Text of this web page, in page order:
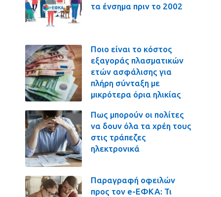
τα ένσημα πριν το 2002
Ποιο είναι το κόστος
εξαγοράς πλασματικών
ετών ασφάλισης για
πλήρη σύνταξη με
μικρότερα όρια ηλικίας
Πως μπορούν οι πολίτες
να δουν όλα τα χρέη τους
στις τράπεζες
ηλεκτρονικά
Παραγραφή οφειλών
προς τον e-ΕΦΚΑ: Τι